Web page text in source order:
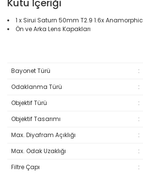
Kutu İçeriği
1 x Sirui Saturn 50mm T2.9 1.6x
Ön ve Arka Lens Kapakları
Bayonet Türü :
Odaklanma Türü
:
Objektif Türü
:
Objektif Tasarımı
:
Max. Diyafram Açıklığı
:
Max. Odak Uzaklığı
:
Filtre Çapı
: